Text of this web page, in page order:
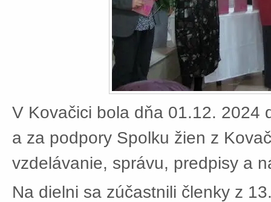
V Kovačici bola dňa 01.12. 2024
a za podpory Spolku žien z
vzdelávanie, správu, predpisy a
Na dielni sa zúčastnili členky z